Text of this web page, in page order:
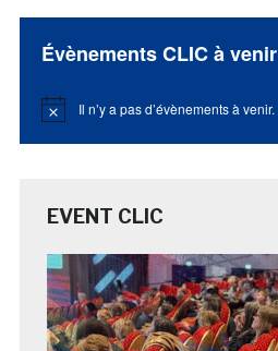
Évènements CLIC à venir
Notice Il n’y a pas d’évènements à venir.
EVENT CLIC